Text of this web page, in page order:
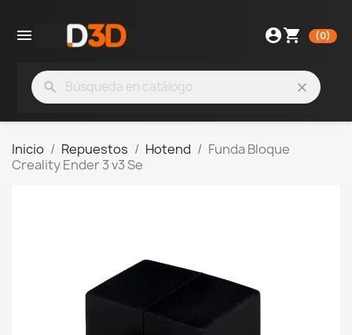
 shopping_cart (0)
account_circle
search clear
Inicio Repuestos Hotend
Funda Bloque
Creality Ender 3 v3 Se